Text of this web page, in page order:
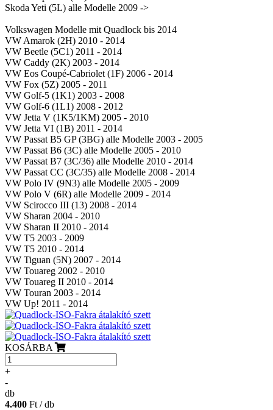
Skoda Yeti (5L) alle Modelle 2009 ->
Volkswagen Modelle mit Quadlock bis 2014
VW Amarok (2H) 2010 - 2014
VW Beetle (5C1) 2011 - 2014
VW Caddy (2K) 2003 - 2014
VW Eos Coupé-Cabriolet (1F) 2006 - 2014
VW Fox (5Z) 2005 - 2011
VW Golf-5 (1K1) 2003 - 2008
VW Golf-6 (1L1) 2008 - 2012
VW Jetta V (1K5/1KM) 2005 - 2010
VW Jetta VI (1B) 2011 - 2014
VW Passat B5 GP (3BG) alle Modelle 2003 - 2005
VW Passat B6 (3C) alle Modelle 2005 - 2010
VW Passat B7 (3C/36) alle Modelle 2010 - 2014
VW Passat CC (3C/35) alle Modelle 2008 - 2014
VW Polo IV (9N3) alle Modelle 2005 - 2009
VW Polo V (6R) alle Modelle 2009 - 2014
VW Scirocco III (13) 2008 - 2014
VW Sharan 2004 - 2010
VW Sharan II 2010 - 2014
VW T5 2003 - 2009
VW T5 2010 - 2014
VW Tiguan (5N) 2007 - 2014
VW Touareg 2002 - 2010
VW Touareg II 2010 - 2014
VW Touran 2003 - 2014
VW Up! 2011 - 2014
KOSÁRBA
+
-
db
4.400 Ft / db